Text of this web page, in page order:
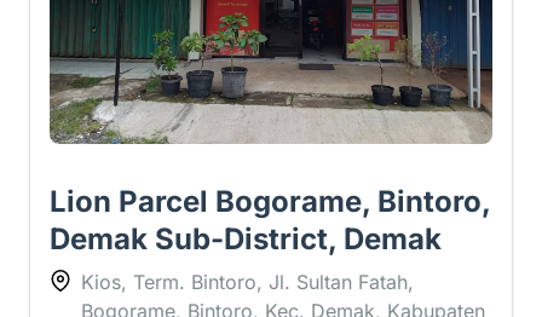
Lion Parcel Bogorame, Bintoro,
Demak Sub-District, Demak
Kios, Term. Bintoro, Jl. Sultan Fatah,
Bogorame, Bintoro, Kec. Demak, Kabupaten